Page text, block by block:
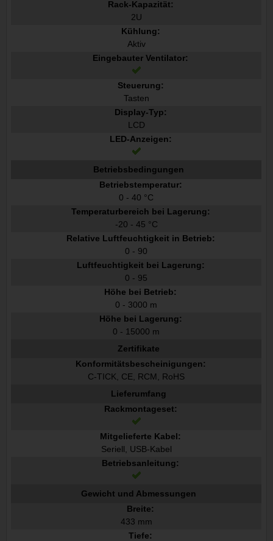
Rack-Kapazität:
2U
Kühlung:
Aktiv
Eingebauter Ventilator:
Steuerung:
Tasten
Display-Typ:
LCD
LED-Anzeigen:
Betriebsbedingungen
Betriebstemperatur:
0 - 40 °C
Temperaturbereich bei Lagerung:
-20 - 45 °C
Relative Luftfeuchtigkeit in Betrieb:
0 - 90
Luftfeuchtigkeit bei Lagerung:
0 - 95
Höhe bei Betrieb:
0 - 3000 m
Höhe bei Lagerung:
0 - 15000 m
Zertifikate
Konformitätsbescheinigungen:
C-TICK, CE, RCM, RoHS
Lieferumfang
Rackmontageset:
Mitgelieferte Kabel:
Seriell, USB-Kabel
Betriebsanleitung:
Gewicht und Abmessungen
Breite:
433 mm
Tiefe: